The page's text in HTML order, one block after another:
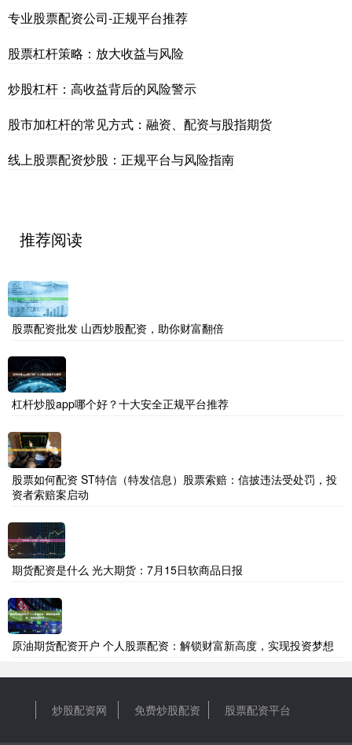
专业股票配资公司-正规平台推荐
股票杠杆策略：放大收益与风险
炒股杠杆：高收益背后的风险警示
股市加杠杆的常见方式：融资、配资与股指期货
线上股票配资炒股：正规平台与风险指南
推荐阅读
股票配资批发 山西炒股配资，助你财富翻倍
杠杆炒股app哪个好？十大安全正规平台推荐
股票如何配资 ST特信（特发信息）股票索赔：信披违法受处罚，投
资者索赔案启动
期货配资是什么 光大期货：7月15日软商品日报
原油期货配资开户 个人股票配资：解锁财富新高度，实现投资梦想
炒股配资网 免费炒股配资 股票配资平台